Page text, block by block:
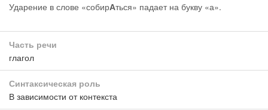
Ударение в слове «собирАться» падает на букву «а».
Часть речи
глагол
Синтаксическая роль
В зависимости от контекста